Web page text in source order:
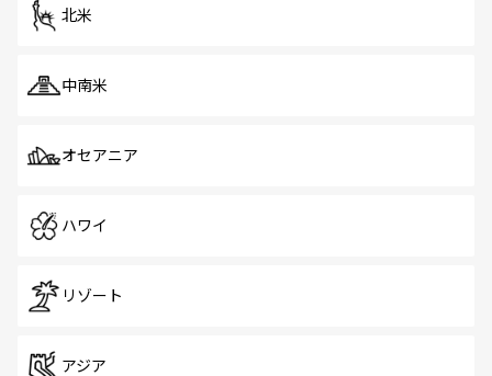
北米
中南米
オセアニア
ハワイ
リゾート
アジア